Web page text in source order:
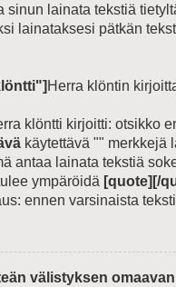
sinun lainata tekstiä
lainataksesi pätkän
Herra klöntin
klöntti kirjoitti: otsikko
käytettävä "" merkkejä
antaa lainata tekstiä
ympäröidä [quote][/
ennen varsinaista
välistyksen